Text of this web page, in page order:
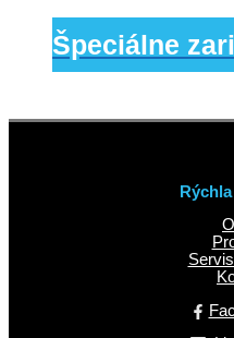
Špeciálne